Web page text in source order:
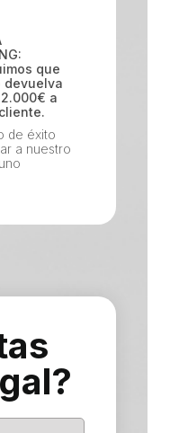
que
devuelva
a
de éxito
a nuestro